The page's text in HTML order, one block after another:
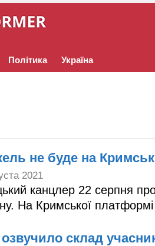
Політика Україна
не буде на
2021
канцлер 22 серпня
На Кримської
склад